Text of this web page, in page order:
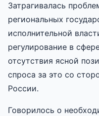
Затрагивалась
региональных
исполнительной
регулирование в
отсутствия ясной
спроса за это со
России.
Говорилось о